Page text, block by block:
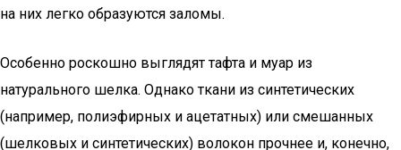
на них легко образуются заломы.
Особенно роскошно выглядят тафта и муар из
натурального шелка. Однако ткани из синтетических
(например, полиэфирных и ацетатных) или смешанных
(шелковых и синтетических) волокон прочнее и, конечно,